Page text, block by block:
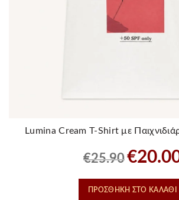
Lumina Cream T-Shirt με
€25.90
Original
price
was:
€25.90.
€
ΠΡΟΣΘΉΚΗ ΣΤΟ ΚΑΛΆΘΙ